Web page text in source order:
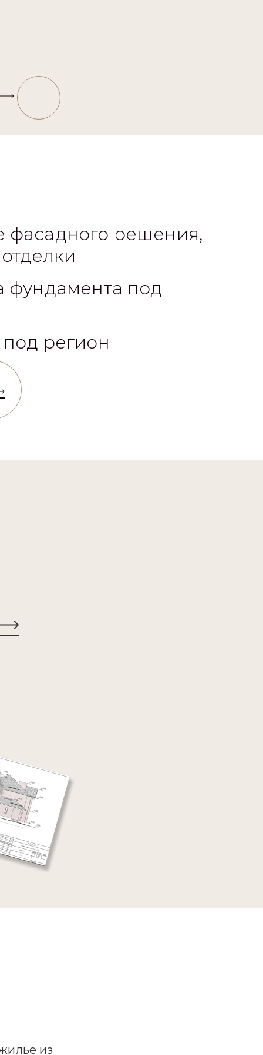
фасадного решения,
фундамента под
регион
из